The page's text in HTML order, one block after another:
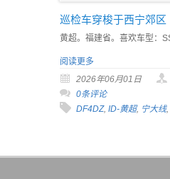
巡检车穿梭于西宁郊区
黄超。福建省。喜欢车型：
阅读更多
2026年06月01日
0条评论
DF4DZ, ID-黄超, 宁大线,